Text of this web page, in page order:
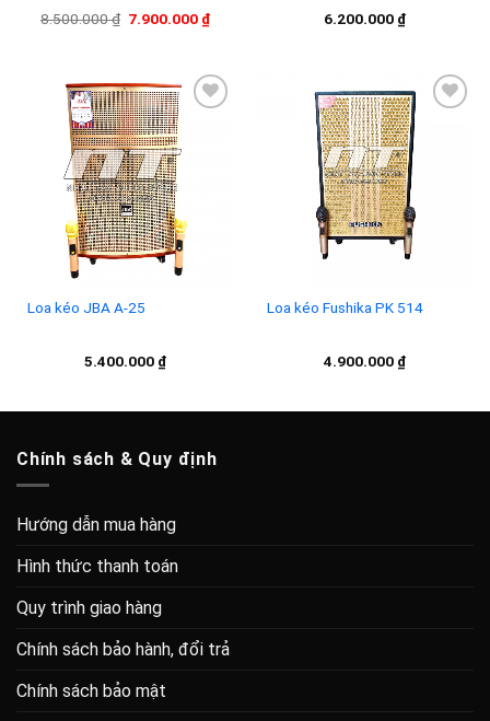
8.500.000₫ Giá
7.900.000 ₫Giá
7.900.000 ₫.
6.200.000 ₫
Loa kéo JBA A-25
5.400.000 ₫
Loa kéo Fushika PK 514
4.900.000 ₫
Chính sách & Quy định
Hướng dẫn mua hàng
Hình thức thanh toán
Quy trình giao hàng
Chính sách bảo hành, đổi trả
Chính sách bảo mật